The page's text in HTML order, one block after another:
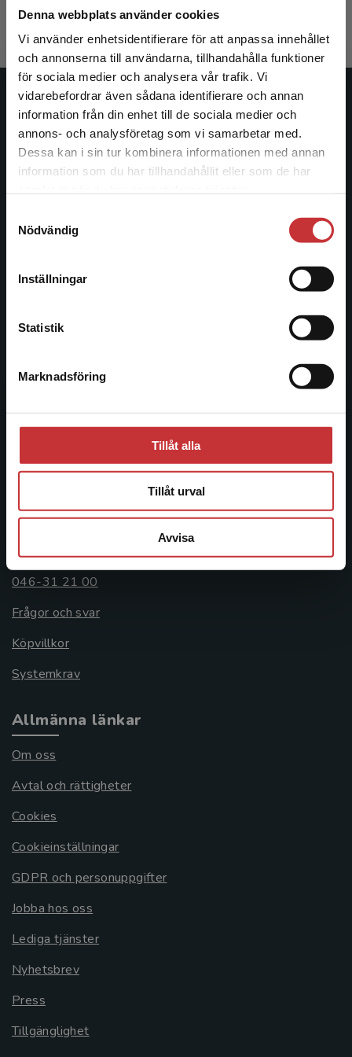
Denna webbplats använder cookies
Vi använder enhetsidentifierare för att anpassa innehållet
och annonserna till användarna, tillhandahålla funktioner
för sociala medier och analysera vår trafik. Vi
vidarebefordrar även sådana identifierare och annan
information från din enhet till de sociala medier och
annons- och analysföretag som vi samarbetar med.
Dessa kan i sin tur kombinera informationen med annan
information som du har tillhandahållit eller som de har
Nödvändig
Inställningar
Statistik
Marknadsföring
Tillåt alla
Tillåt urval
Avvisa
Begränsad fraktregion
Det verkar som att du besöker
studentlitteratur.se via en enhet utanför Sverige.
Vi erbjuder inte leveranser utanför Sverige. För
att kunna slutföra ett köp måste
Exkl. moms: 139 kr
Studentlitteratur
Studentlitteratur grundades 1963 och är idag Sveriges
ledande utbildningsförlag. Med läromedel, kurslitteratur,
046-31 20 00
Box 141
226 60 Lund
Kundservice
Kontakta kundservice
046-31 21 00
Frågor och svar
Köpvillkor
Systemkrav
Allmänna länkar
Om oss
Avtal och rättigheter
Cookies
Cookieinställningar
GDPR och personuppgifter
Jobba hos oss
Lediga tjänster
Nyhetsbrev
Press
Tillgänglighet